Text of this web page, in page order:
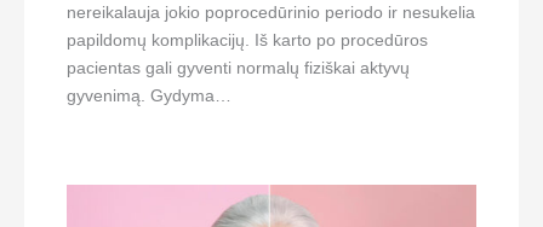
nereikalauja jokio poprocedūrinio periodo ir nesukelia
papildomų komplikacijų. Iš karto po procedūros
pacientas gali gyventi normalų fiziškai aktyvų
gyvenimą. Gydyma…